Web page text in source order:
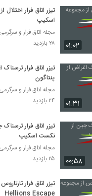
۰۱:۰۲
تیزر اتاق فرار اختلال
اسکیپ
مجله اتاق فرار و سرگرمی
۲۸ بازدید
۰۱:۳۱
تیزر اتاق فرار
پنتاگون
مجله اتاق فرار و سرگرمی
۲۴ بازدید
۰۰:۵۸
تیزر اتاق فرار
نکست اسکیپ
مجله اتاق فرار و سرگرمی
۲۵ بازدید
تیزر اتاق فرار
Hellions Escape